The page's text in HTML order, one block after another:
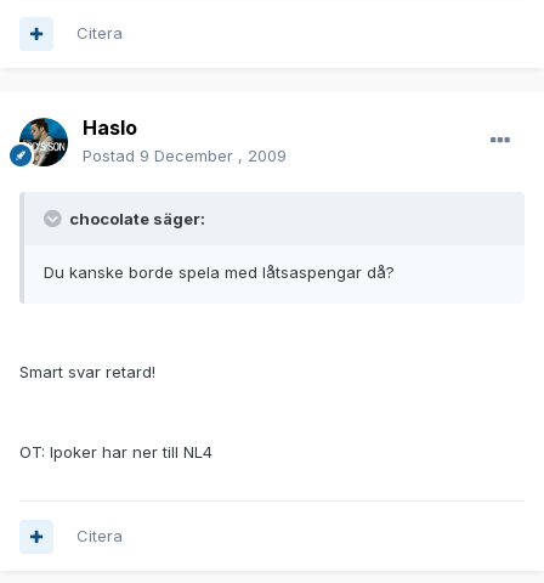
Citera
Haslo
Postad 9 December , 2009
chocolate säger:
Du kanske borde spela med låtsaspengar då?
Smart svar retard!
OT: Ipoker har ner till NL4
Citera